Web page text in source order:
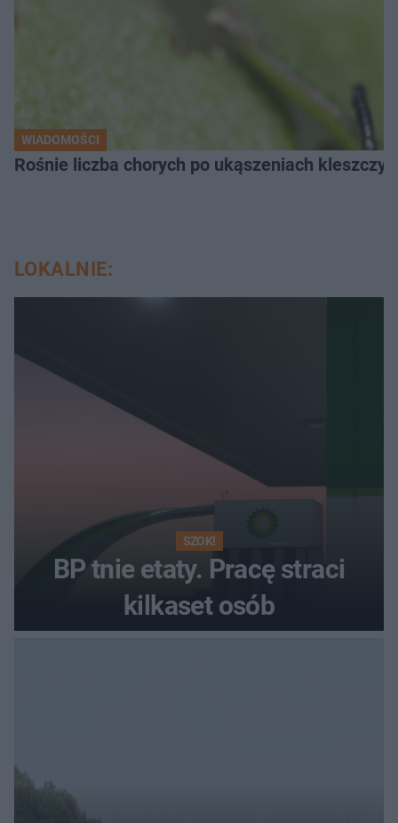
WIADOMOŚCI
Rośnie liczba chorych po ukąszeniach
LOKALNIE:
SZOK!
BP tnie etaty. Pracę straci
kilkaset osób